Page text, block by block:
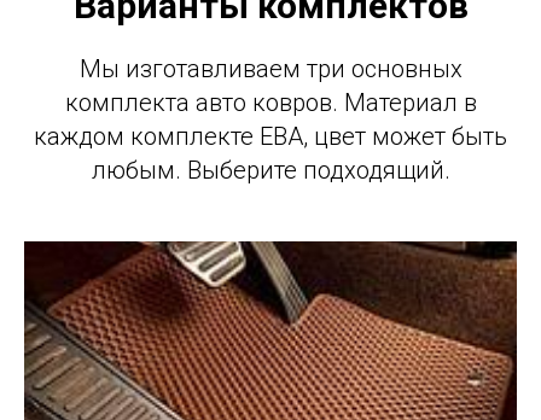
Мы изготавливаем три основных
комплекта авто ковров. Материал в
каждом комплекте ЕВА, цвет может быть
любым. Выберите подходящий.